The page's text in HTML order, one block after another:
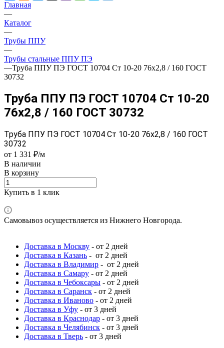
Главная
—
Каталог
—
Трубы ППУ
—
Трубы стальные ППУ ПЭ
—Труба ППУ ПЭ ГОСТ 10704 Ст 10-20 76x2,8 / 160 ГОСТ
30732
Труба ППУ ПЭ ГОСТ 10704 Ст 10-20
76x2,8 / 160 ГОСТ 30732
Труба ППУ ПЭ ГОСТ 10704 Ст 10-20 76x2,8 / 160 ГОСТ
30732
от 1 331 ₽/м
В наличии
В корзину
Купить в 1 клик
Самовывоз осуществляется из Нижнего Новгорода.
Доставка в Москву - от 2 дней
Доставка в Казань - от 2 дней
Доставка в Владимир - от 2 дней
Доставка в Самару - от 2 дней
Доставка в Чебоксары - от 2 дней
Доставка в Саранск - от 2 дней
Доставка в Иваново - от 2 дней
Доставка в Уфу - от 3 дней
Доставка в Краснодар - от 3 дней
Доставка в Челябинск - от 3 дней
Доставка в Тверь - от 3 дней